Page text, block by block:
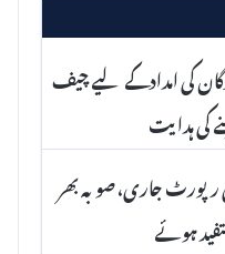
کی امدادکے لیے چیف
کی ہدایت
جاری، صوبہ بھر